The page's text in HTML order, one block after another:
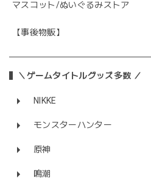
マスコット/ぬいぐるみストア
【事後物販】
＼ゲームタイトルグッズ多数 ／
NIKKE
モンスターハンター
原神
鳴潮